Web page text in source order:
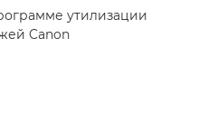
утилизации
Canon